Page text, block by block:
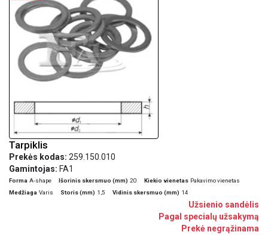
Tarpiklis
Prekės kodas: 259.150.010
Gamintojas: FA1
Forma A-shape Išorinis skersmuo (mm) 20 Kiekio vienetas Pakavimo vienetas
Medžiaga Varis Storis (mm) 1,5 Vidinis skersmuo (mm) 14
Užsienio sandėlis
Pagal specialų užsakymą
Prekė negrąžinama